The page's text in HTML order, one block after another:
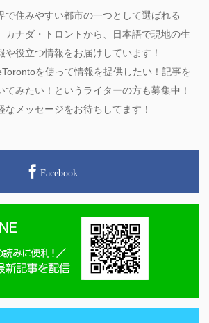
で住みやすい都市の一つとして選ばれる
カナダ・トロントから、日本語で現地の生
や役立つ情報をお届けしています！
を使って情報を提供したい！記事を
てみたい！というライターの方も募集中！
なメッセージをお待ちしてます！
Facebook